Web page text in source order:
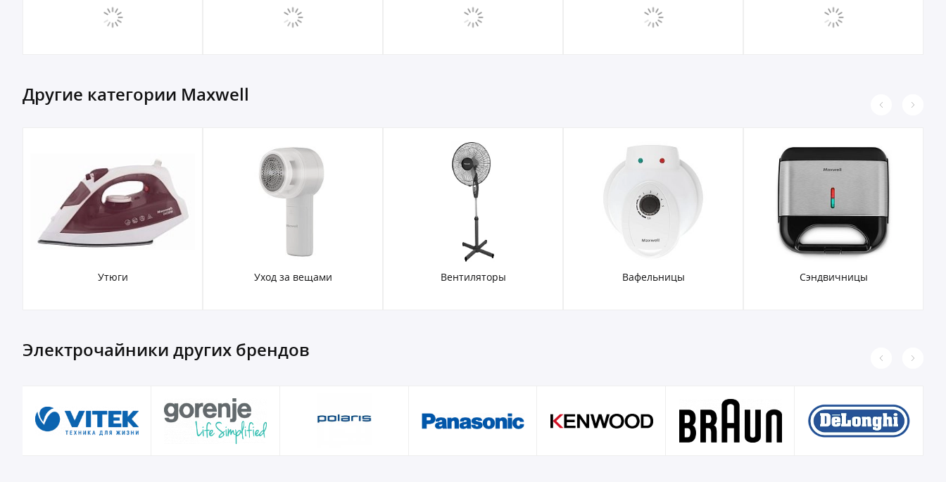
Другие категории Maxwell
Утюги Уход за вещами Вентиляторы Вафельницы Сэндвичницы
Электрочайники других брендов